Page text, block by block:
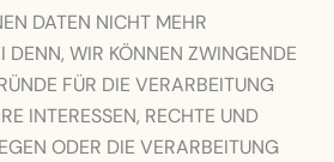
DATEN NICHT MEHR
DENN, WIR KÖNNEN ZWINGENDE
FÜR DIE VERARBEITUNG
INTERESSEN, RECHTE UND
ODER DIE VERARBEITUNG